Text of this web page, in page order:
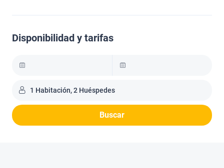
Disponibilidad y tarifas
1 Habitación, 2 Huéspedes
Buscar